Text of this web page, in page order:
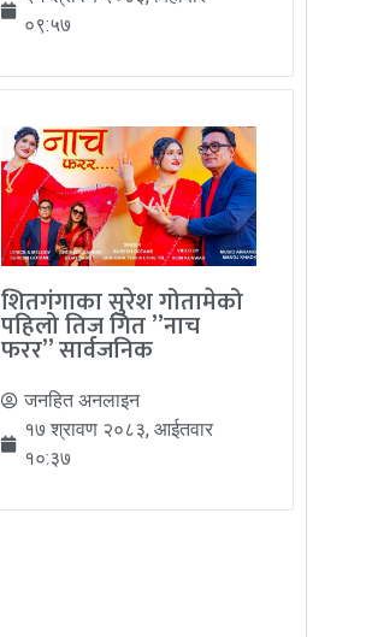
०९:५७
शितगंगाका सुरेश गोतामेको
पहिलो तिज गित ”नाच
फरर” सार्वजनिक
जनहित अनलाइन
१७ श्रावण २०८३, आईतवार
१०:३७